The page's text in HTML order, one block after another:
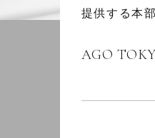
提供する本
AGO